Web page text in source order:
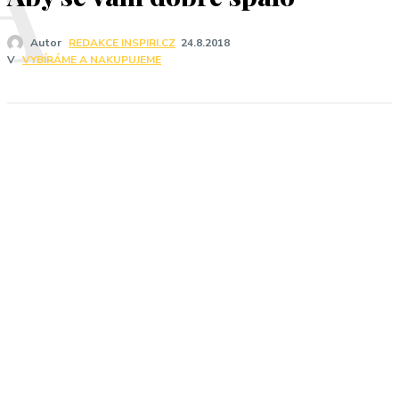
Autor REDAKCE INSPIRI.CZ 24.8.2018
V VYBÍRÁME A NAKUPUJEME